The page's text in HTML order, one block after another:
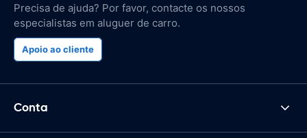
Precisa de ajuda? Por favor, contacte os nossos
especialistas em aluguer de carro.
Apoio ao cliente
Conta